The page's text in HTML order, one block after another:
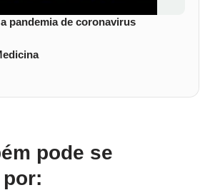
pandemia de coronavirus
pode se